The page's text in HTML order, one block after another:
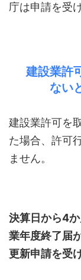
庁は申請を受
建設業許
ない
建設業許可を
た場合、許可
ません。
決算日から4
業年度終了届
更新申請を受